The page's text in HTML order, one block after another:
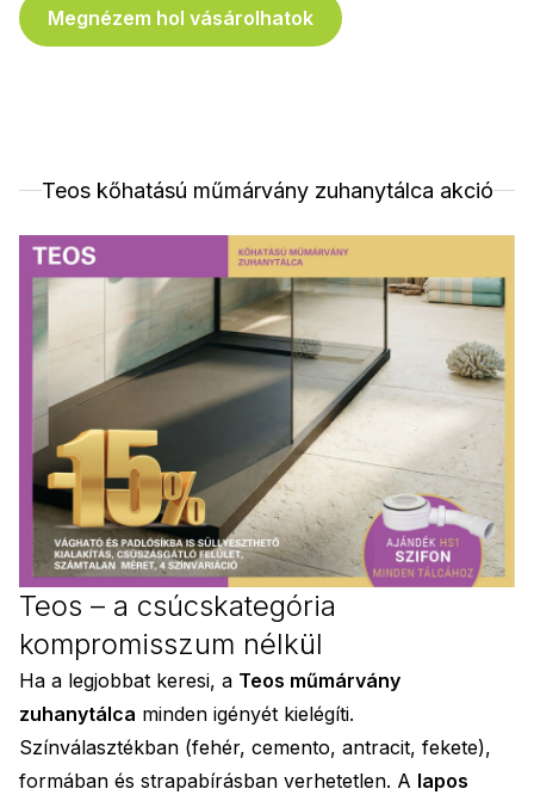
Megnézem hol vásárolhatok
Teos kőhatású műmárvány zuhanytálca akció
Teos – a csúcskategória
kompromisszum nélkül
Ha a legjobbat keresi, a Teos műmárvány
zuhanytálca minden igényét kielégíti.
Színválasztékban (fehér, cemento, antracit, fekete),
formában és strapabírásban verhetetlen. A lapos